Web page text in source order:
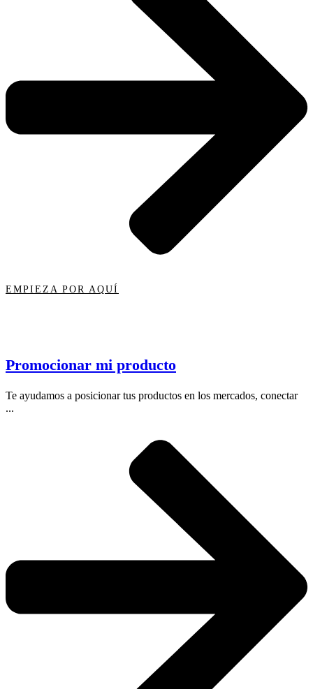
EMPIEZA POR AQUÍ
Promocionar mi producto
Te ayudamos a posicionar tus productos en los mercados, conectar
...